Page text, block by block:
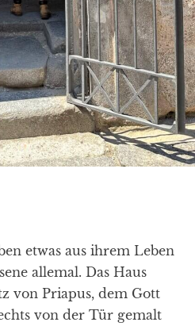
etwas aus ihrem Leben
allemal. Das Haus
von Priapus, dem Gott
von der Tür gemalt